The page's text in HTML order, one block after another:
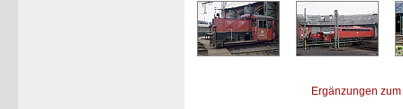
Ergänzungen